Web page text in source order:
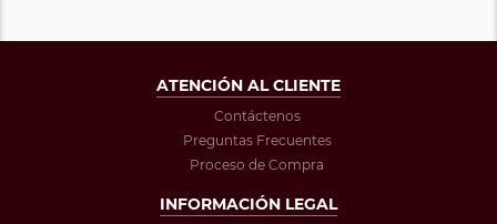
ATENCIÓN AL CLIENTE
Contáctenos
Preguntas Frecuentes
Proceso de Compra
INFORMACIÓN LEGAL